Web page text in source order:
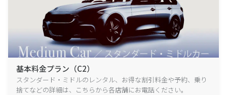
基本料金プラン（C2）
スタンダード・ミドルのレンタル、お得な割引料金や予約、乗り
捨てなどの詳細は、こちらから各店舗にお電話ください。